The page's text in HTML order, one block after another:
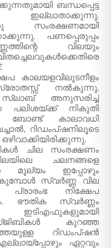
ബന്ധപ്പെട്ട
സംരക്ഷണമായി
പണപ്പെരുപ്പം
വിലയും
കാലയളവിലുടനീളം
നൽകുന്നു.
അനുസരിച്ച്
പലിശയ്ക്ക് നികുതി
ബോണ്ട് കാലാവധി
റിഡംപ്ഷനിലൂടെ
ചില സംരക്ഷണം
ചലനങ്ങളെ
മൂല്യം ഇപ്പോഴും
സ്വർണ്ണ വില
പ്രാരംഭ നിക്ഷേപ
ഭൗതിക സ്വർണ്ണം
കുറഞ്ഞ
റിഡംപ്ഷൻ
ഏറ്റവും